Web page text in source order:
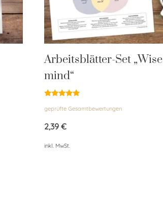
Arbeitsblätter-Set „Wise
mind“
mit
von 5
geprüfte Gesamtbewertungen
2,39 €
inkl. MwSt.